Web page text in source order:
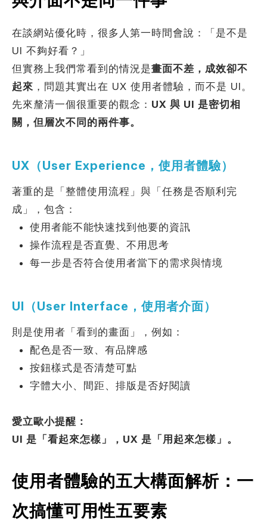
在談網站優化時，很多人第一時間會說：「是不是
UI 不夠好看？」
但實務上我們常看到的情況是畫面不差，成效卻不
起來 ，問題其實出在 UX 使用者體驗，而不是 UI。
先來釐清一個很重要的觀念： UX 與 UI 是密切相
關，但層次不同的兩件事。
UX（User Experience，使用者體驗）
著重的是「整體使用流程」與「任務是否順利完
成」，包含：
使用者能不能快速找到他要的資訊
操作流程是否直覺、不用思考
每一步是否符合使用者當下的需求與情境
UI（User Interface，使用者介面）
則是使用者「看到的畫面」，例如：
配色是否一致、有品牌感
按鈕樣式是否清楚可點
字體大小、間距、排版是否好閱讀
愛立歐小提醒：
UI 是「看起來怎樣」，UX 是「用起來怎樣」。
使用者體驗的五大構面解析：一
次搞懂可用性五要素
網站
述您的需求
確認送出